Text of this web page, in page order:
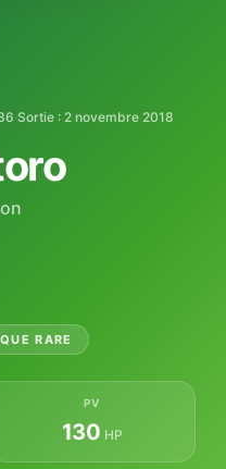
·Sortie : 2 novembre 2018
RARE
PV
130 HP